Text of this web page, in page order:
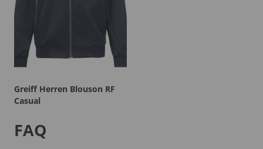
Greiff Herren Blouson RF
Casual
FAQ